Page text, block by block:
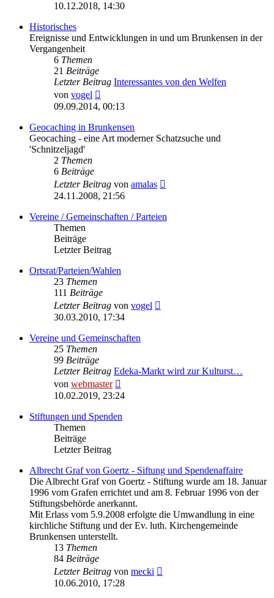
Beitrag
10.12.2018, 14:30
Historisches
Ereignisse und Entwicklungen in und um Brunkensen in der
Vergangenheit
6 Themen
21 Beiträge
Letzter Beitrag Interessantes von den Welfen
von vogel
Beitrag
09.09.2014, 00:13
Geocaching in Brunkensen
Geocaching - eine Art moderner Schatzsuche und
'Schnitzeljagd'
2 Themen
6 Beiträge
Letzter Beitrag von amalas
24.11.2008, 21:56
Vereine / Gemeinschaften / Parteien
Themen
Beiträge
Letzter Beitrag
Ortsrat/Parteien/Wahlen
23 Themen
111 Beiträge
Letzter Beitrag von vogel
30.03.2010, 17:34
Vereine und Gemeinschaften
25 Themen
99 Beiträge
Letzter Beitrag Edeka-Markt wird zur Kulturst…
von webmaster
Beitrag
10.02.2019, 23:24
Stiftungen und Spenden
Themen
Beiträge
Letzter Beitrag
Albrecht Graf von Goertz - Siftung und Spendenaffaire
Die Albrecht Graf von Goertz - Stiftung wurde am 18. Januar
1996 vom Grafen errichtet und am 8. Februar 1996 von der
Stiftungsbehörde anerkannt.
Mit Erlass vom 5.9.2008 erfolgte die Umwandlung in eine
kirchliche Stiftung und der Ev. luth. Kirchengemeinde
Brunkensen unterstellt.
13 Themen
84 Beiträge
Letzter Beitrag von mecki
10.06.2010, 17:28